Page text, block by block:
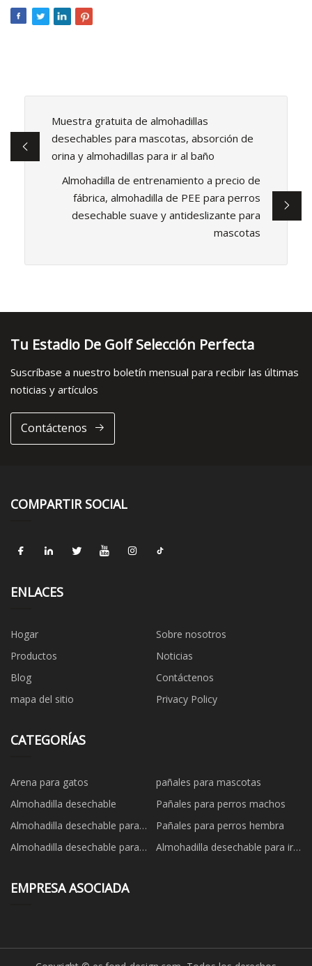
Muestra gratuita de almohadillas
desechables para mascotas, absorción de
orina y almohadillas para ir al baño
Almohadilla de entrenamiento a precio de
fábrica, almohadilla de PEE para perros
desechable suave y antideslizante para
mascotas
Tu Estadio De Golf Selección Perfecta
Suscríbase a nuestro boletín mensual para recibir las últimas
noticias y artículos
Contáctenos
COMPARTIR SOCIAL
ENLACES
Hogar
Sobre nosotros
Productos
Noticias
Blog
Contáctenos
mapa del sitio
Privacy Policy
CATEGORÍAS
Arena para gatos
pañales para mascotas
Almohadilla desechable
Pañales para perros machos
Almohadilla desechable para
perros
Pañales para perros hembra
Almohadilla desechable para
Almohadilla desechable para ir
EMPRESA ASOCIADA